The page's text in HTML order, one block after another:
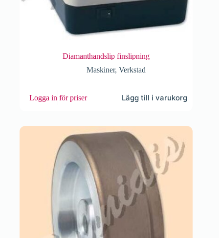
Diamanthandslip finslipning
Maskiner, Verkstad
Logga in för priser Lägg till i varukorg